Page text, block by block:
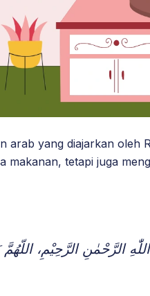
arab yang diajarkan oleh
makanan, tetapi juga
الرَّحْمٰنِ الرَّحِيْمِ، اللّهُمَّ